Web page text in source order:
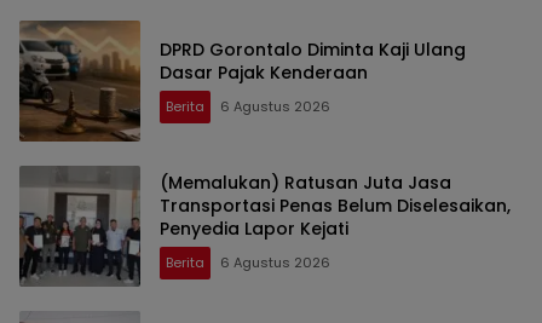
DPRD Gorontalo Diminta Kaji Ulang
Dasar Pajak Kenderaan
Berita 6 Agustus 2026
(Memalukan) Ratusan Juta Jasa
Transportasi Penas Belum Diselesaikan,
Penyedia Lapor Kejati
Berita 6 Agustus 2026